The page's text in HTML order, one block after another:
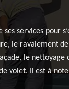
services pour
le ravalement
le nettoyage
volet. Il est à